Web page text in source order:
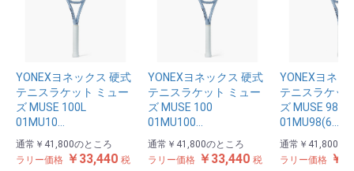
YONEXヨネックス 硬式
テニスラケット ミュー
ズ MUSE 100L
01MU10…
通常 ￥41,800のところ
ラリー価格 ￥33,440 税
YONEXヨネックス 硬式
テニスラケット ミュー
ズ MUSE 100
01MU100…
通常 ￥41,800のところ
ラリー価格 ￥33,440税
YONEXヨネッ
テニスラケッ
ズ MUSE 98
01MU98(6…
通常 ￥41,800
ラリー価格 ￥